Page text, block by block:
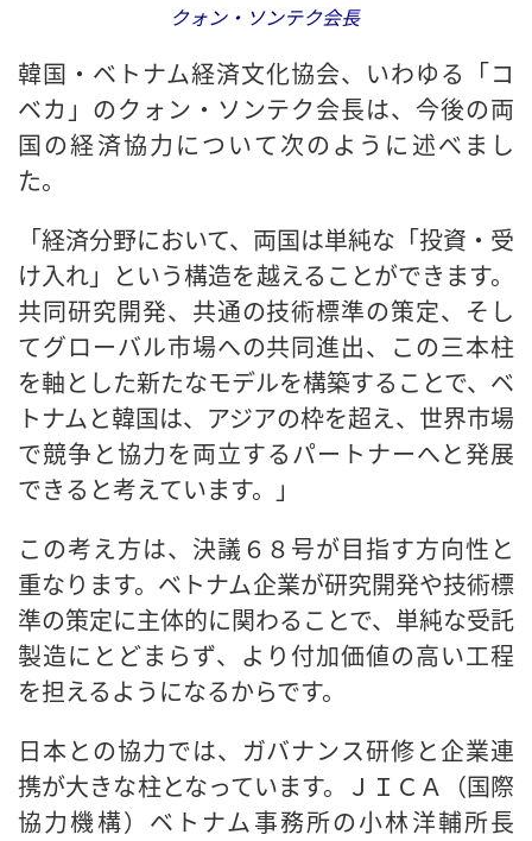
クォン・ソンテク会長
韓国・ベトナム経済文化協会、いわゆる「コ
ベカ」のクォン・ソンテク会長は、今後の両
国の経済協力について次のように述べまし
た。
「経済分野において、両国は単純な「投資・受
け入れ」という構造を越えることができます。
共同研究開発、共通の技術標準の策定、そし
てグローバル市場への共同進出、この三本柱
を軸とした新たなモデルを構築することで、ベ
トナムと韓国は、アジアの枠を超え、世界市場
で競争と協力を両立するパートナーへと発展
できると考えています。」
この考え方は、決議６８号が目指す方向性と
重なります。ベトナム企業が研究開発や技術標
準の策定に主体的に関わることで、単純な受託
製造にとどまらず、より付加価値の高い工程
を担えるようになるからです。
日本との協力では、ガバナンス研修と企業連
携が大きな柱となっています。ＪＩＣＡ（国際
協力機構）ベトナム事務所の小林洋輔所長